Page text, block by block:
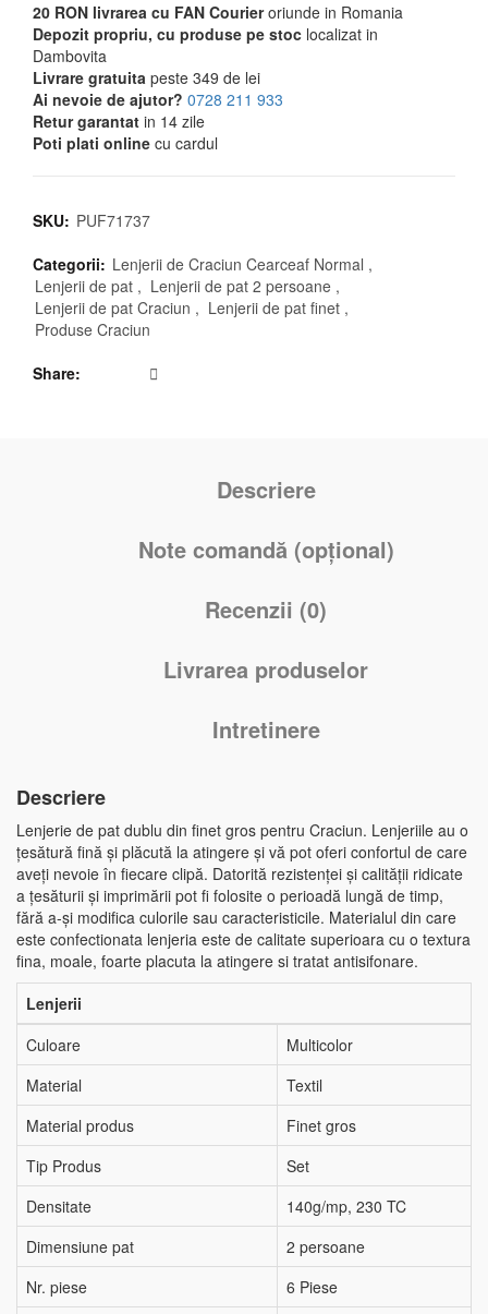
20 RON livrarea cu FAN Courieroriunde in Romania
Depozit propriu, cu produse pe stoc localizat in
Dambovita
Livrare gratuita peste 349 de lei
Ai nevoie de ajutor? 0728 211 933
Retur garantat in 14 zile
Poti plati online cu cardul
SKU: PUF71737
Categorii: Lenjerii de Craciun Cearceaf Normal ,
Lenjerii de pat , Lenjerii de pat 2 persoane ,
Lenjerii de pat Craciun , Lenjerii de pat finet ,
Produse Craciun
Share
Descriere
Note comandă (opțional)
Recenzii (0)
Livrarea produselor
Intretinere
Descriere
Lenjerie de pat dublu din finet gros pentru Craciun. Lenjeriile au o
țesătură fină și plăcută la atingere și vă pot oferi confortul de care
aveți nevoie în fiecare clipă. Datorită rezistenței și calității ridicate
a țesăturii și imprimării pot fi folosite o perioadă lungă de timp,
fără a-și modifica culorile sau caracteristicile. Materialul din care
este confectionata lenjeria este de calitate superioara cu o textura
fina, moale, foarte placuta la atingere si tratat antisifonare.
Lenjerii
Culoare
Multicolor
Material
Textil
Material produs
Finet gros
Tip Produs
Set
Densitate
140g/mp, 230 TC
Dimensiune pat
2 persoane
Nr. piese
6 Piese